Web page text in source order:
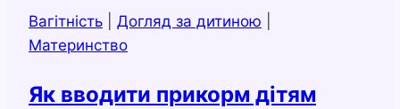
Вагітність Догляд за дитиною
Материнство
Як вводити прикорм дітям